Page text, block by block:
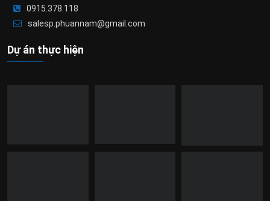
0915.378.118
salesp.phuannam@gmail.com
Dự án thực hiện